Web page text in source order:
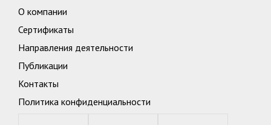
О компании
Сертификаты
Направления деятельности
Публикации
Контакты
Политика конфиденциальности